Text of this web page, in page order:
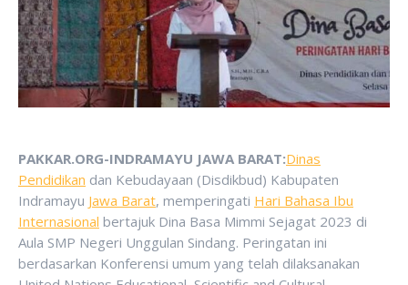
PAKKAR.ORG-INDRAMAYU JAWA BARAT:Dinas
Pendidikan dan Kebudayaan (Disdikbud) Kabupaten
Indramayu Jawa Barat, memperingati Hari Bahasa Ibu
Internasional bertajuk Dina Basa Mimmi Sejagat 2023 di
Aula SMP Negeri Unggulan Sindang. Peringatan ini
berdasarkan Konferensi umum yang telah dilaksanakan